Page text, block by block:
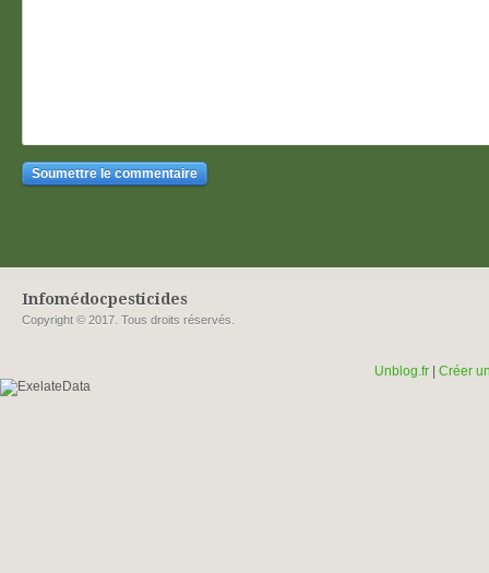
Infomédocpesticides
Copyright © 2017. Tous droits réservés.
Unblog.fr| Créer